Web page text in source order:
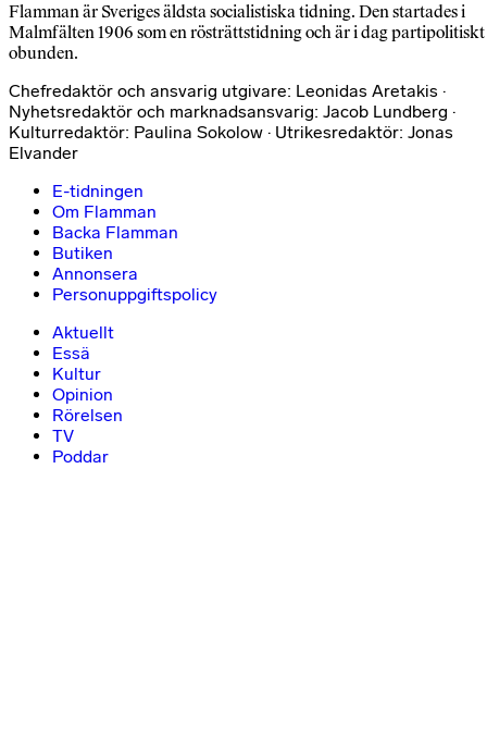
Flamman är Sveriges äldsta socialistiska tidning. Den startades i
Malmfälten 1906 som en rösträttstidning och är i dag partipolitiskt
obunden.
Chefredaktör och ansvarig utgivare: Leonidas Aretakis ·
Nyhetsredaktör och marknadsansvarig: Jacob Lundberg ·
Kulturredaktör: Paulina Sokolow · Utrikesredaktör: Jonas
Elvander
E-tidningen
Om Flamman
Backa Flamman
Butiken
Annonsera
Personuppgiftspolicy
Aktuellt
Essä
Kultur
Opinion
Rörelsen
TV
Poddar